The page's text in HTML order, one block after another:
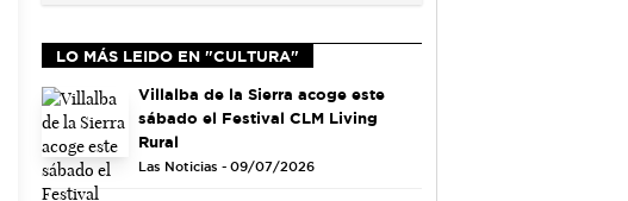
LO MÁS LEIDO EN "CULTURA"
Villalba de la Sierra acoge este
sábado el Festival CLM Living
Rural
Las Noticias - 09/07/2026